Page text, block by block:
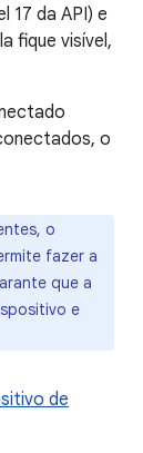
17 da API) e
fique visível,
o
o
fazer a
que a
e
de